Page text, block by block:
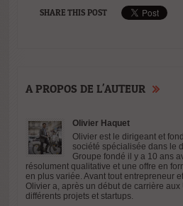
SHARE THIS POST
A PROPOS DE L'AUTEUR
Olivier Haquet
Olivier est le dirigeant et
société spécialisée dans le
Groupe fondé il y a 10 ans
résolument qualitative et une offre en
en plus variée. Avant tout entrepreneur
Olivier a, après un début de carrière aux
différents projets et startups.
1er Baromètre
de la
Transformation
Digitale dans la
Formation par
la FFFOD